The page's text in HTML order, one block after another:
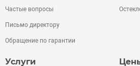
Частые вопросы
Письмо директору
Обращение по гарантии
Услуги